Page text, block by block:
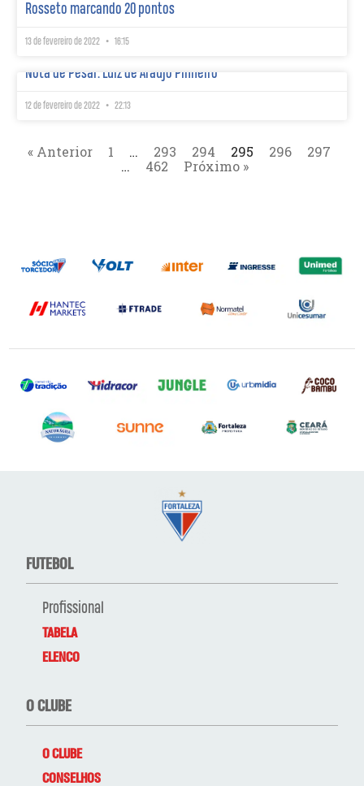
Rosseto marcando 20 pontos
13 de fevereiro de 2022 16:15
Nota de Pesar: Luiz de Araújo Pinheiro
12 de fevereiro de 2022 22:13
« Anterior 1 … 293 294 295 296
297
…
462 Próximo »
FUTEBOL
Profissional
TABELA
ELENCO
O CLUBE
O CLUBE
CONSELHOS